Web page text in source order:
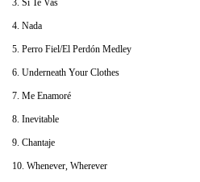
4. Nada
5. Perro Fiel/El Perdón Medley
6. Underneath Your Clothes
7. Me Enamoré
8. Inevitable
9. Chantaje
10. Whenever, Wherever